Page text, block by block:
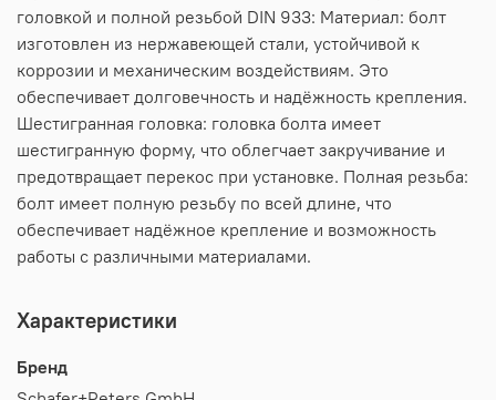
головкой и полной резьбой DIN 933: Материал: болт
изготовлен из нержавеющей стали, устойчивой к
коррозии и механическим воздействиям. Это
обеспечивает долговечность и надёжность крепления.
Шестигранная головка: головка болта имеет
шестигранную форму, что облегчает закручивание и
предотвращает перекос при установке. Полная резьба:
болт имеет полную резьбу по всей длине, что
обеспечивает надёжное крепление и возможность
работы с различными материалами.
Характеристики
Бренд